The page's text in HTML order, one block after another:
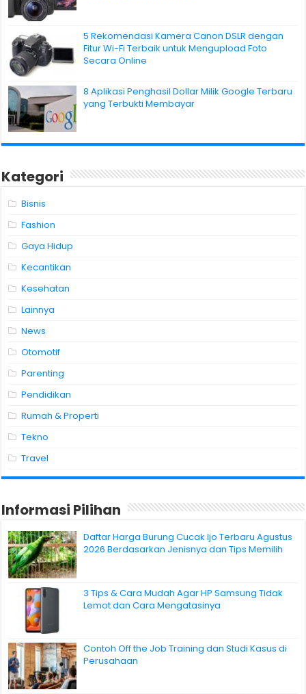
5 Rekomendasi Kamera Canon DSLR dengan
Fitur Wi-Fi Terbaik untuk Mengupload Foto
Secara Online
8 Aplikasi Penghasil Dollar Milik Google Terbaru
yang Terbukti Membayar
Kategori
Bisnis
Fashion
Gaya Hidup
Kecantikan
Kesehatan
Lainnya
News
Otomotif
Parenting
Pendidikan
Rumah & Properti
Tekno
Travel
Informasi Pilihan
Daftar Harga Burung Cucak Ijo Terbaru Agustus
2026 Berdasarkan Jenisnya dan Tips Memilih
3 Tips & Cara Mudah Agar HP Samsung Tidak
Lemot dan Cara Mengatasinya
Contoh Off the Job Training dan Studi Kasus di
Perusahaan